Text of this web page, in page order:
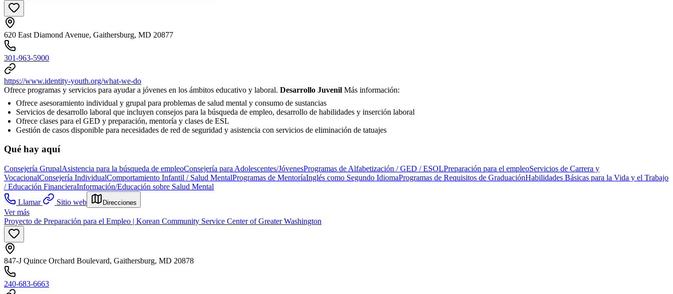
620 East Diamond Avenue, Gaithersburg, MD 20877
301-963-5900
https://www.identity-youth.org/what-we-do
Ofrece programas y servicios para ayudar a jóvenes en los ámbitos educativo y laboral. Desarrollo Juvenil Más información:
Ofrece asesoramiento individual y grupal para problemas de salud mental y consumo de sustancias
Servicios de desarrollo laboral que incluyen consejos para la búsqueda de empleo, desarrollo de habilidades y inserción laboral
Ofrece clases para el GED y preparación, mentoría y clases de ESL
Gestión de casos disponible para necesidades de red de seguridad y asistencia con servicios de eliminación de tatuajes
Qué hay aquí
Consejería GrupalAsistencia para la búsqueda de empleoConsejería para Adolescentes/JóvenesProgramas de Alfabetización / GED / ESOLPreparación para el empleoServicios de Carrera y
VocacionalConsejería IndividualComportamiento Infantil / Salud MentalProgramas de MentoríaInglés como Segundo IdiomaProgramas de Requisitos de GraduaciónHabilidades Básicas para la Vida y el Trabajo
/ Educación FinancieraInformación/Educación sobre Salud Mental
Llamar
Sitio web Direcciones
Ver más
Proyecto de Preparación para el Empleo | Korean Community Service Center of Greater Washington
847-J Quince Orchard Boulevard, Gaithersburg, MD 20878
240-683-6663